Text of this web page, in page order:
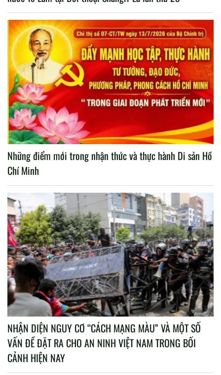
Những điểm mới trong nhận thức và thực hành Di sản Hồ
Chí Minh
NHẬN DIỆN NGUY CƠ “CÁCH MẠNG MÀU” VÀ MỘT SỐ
VẤN ĐỀ ĐẶT RA CHO AN NINH VIỆT NAM TRONG BỐI
CẢNH HIỆN NAY